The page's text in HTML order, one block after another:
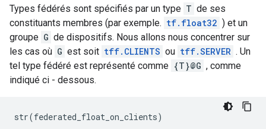
Types fédérés sont spécifiés par un type T de ses
constituants membres (par exemple. tf.float32 ) et un
groupe G de dispositifs. Nous allons nous concentrer sur
les cas où G est soit tff.CLIENTS ou tff.SERVER . Un
tel type fédéré est représenté comme {T}@G , comme
indiqué ci - dessous.
str(federated_float_on_clients)